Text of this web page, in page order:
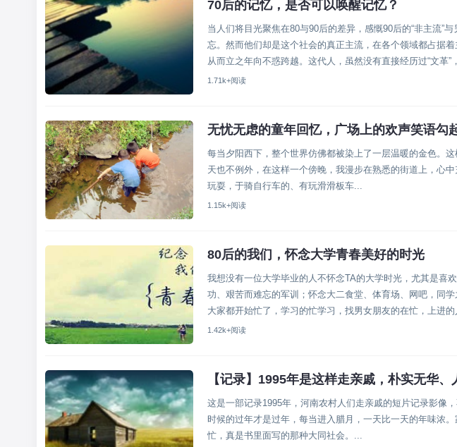
70后的记忆，是否可以唤醒记忆？
当人们将目光聚焦在80与90后的差异，感慨90后的“非主流”
忘。然而他们却是这个社会的真正主流，在各个领域都占据
从而立之年向不惑跨越。这代人，虽然没有直接经历过“文革
展最完整的一代人，因为他们经历了中国...
1.71k+阅读
无忧无虑的童年回忆，广场上的欢声笑语勾
每当夕阳西下，整个世界仿佛都被染上了一层温暖的金色。
天也不例外，在这样一个傍晚，我漫步在熟悉的街道上，心
玩耍，于骑自行车的、有玩滑滑板车...
1.15k+阅读
80后的我们，怀念大学青春美好的时光
我想没有一位大学毕业的人不怀念TA的大学时光，尤其是喜
功、艰苦而难忘的军训；怀念大二食堂、体育场、网吧，同
大家都开始忙了，学习的忙学习，找男女朋友的在忙，上进
但多半都...
1.42k+阅读
【记录】1995年是这样走亲戚，朴实无华、
这是一部记录1995年，河南农村人们走亲戚的短片记录影像
时候的过年才是过年，每当进入腊月，一天比一天的年味浓
忙，真是书里面写的那种大同社会。...